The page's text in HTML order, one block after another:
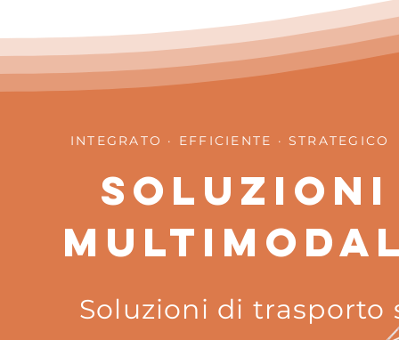
INTEGRATO · EFFICIENTE · STRATEGICO
SOLUZIONI
Soluzioni di trasporto